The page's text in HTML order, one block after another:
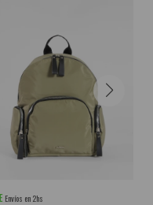
Envíos en 2hs